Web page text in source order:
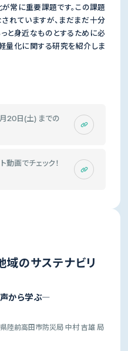
常に重要課題です。この課題
れていますが、まだまだ十分
っと身近なものとするために必
量化に関する研究を紹介しま
20日(土) までの
動画でチェック！
のサステナビリ
から学ぶ―
県陸前高田市防災局 中村 吉雄 局